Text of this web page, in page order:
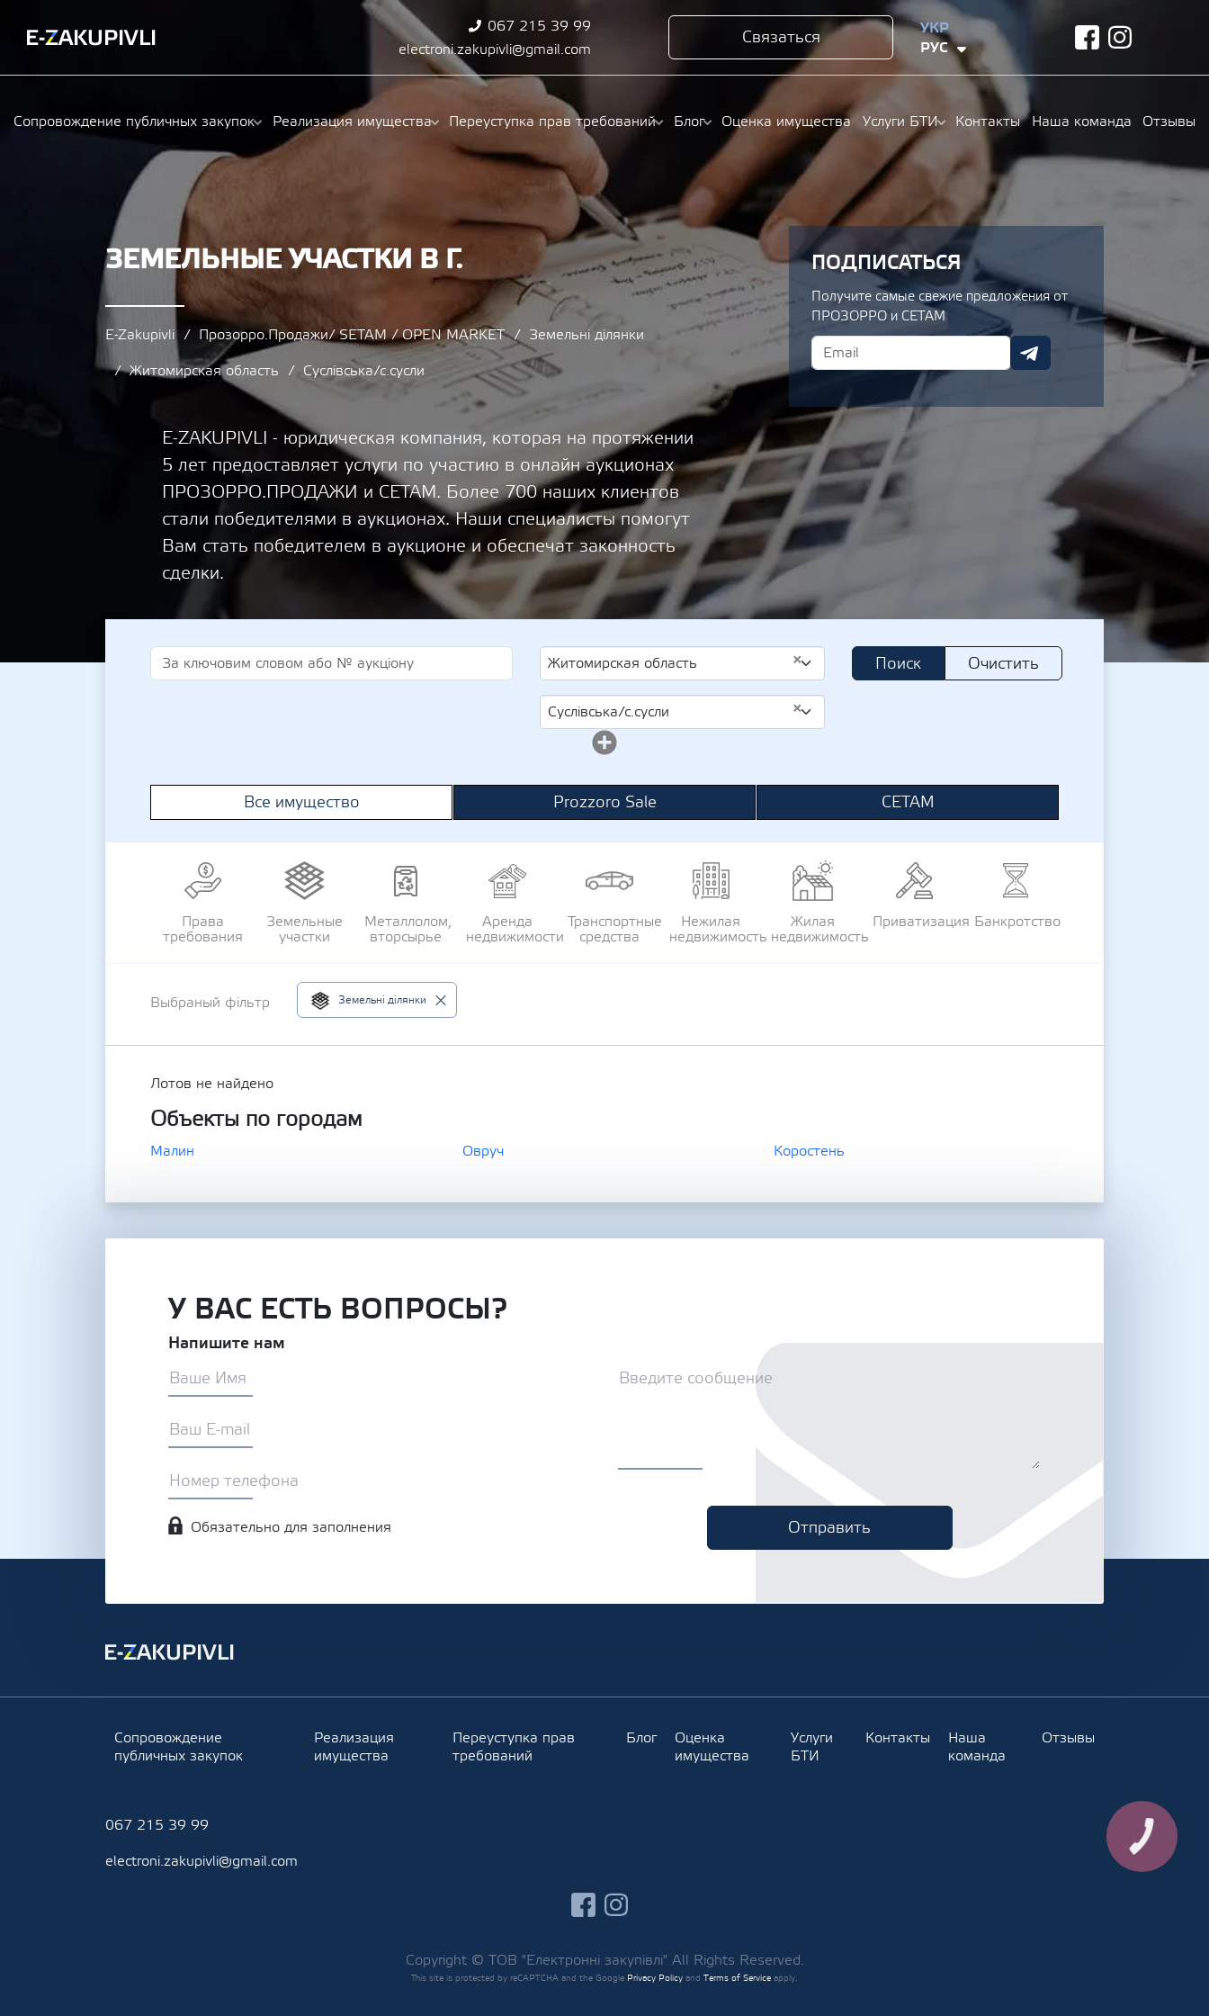
067 215 39 99
electroni.zakupivli@gmail.com
Связаться
УКР
РУС
facebook
Сопровождение публичных закупок Реализация имущества Переуступка прав требований Блог Оценка имущества Услуги БТИ Контакты Наша команда Отзывы
ЗЕМЕЛЬНЫЕ УЧАСТКИ В Г.
E-Zakupivli Прозорро.Продажи/ SETAM / OPEN MARKET
Земельні ділянки
Житомирская область
Суслівська/с.сусли
E-ZAKUPIVLI - юридическая компания, которая на протяжении
5 лет предоставляет услуги по участию в онлайн аукционах
ПРОЗОРРО.ПРОДАЖИ и СЕТАМ. Более 700 наших клиентов
стали победителями в аукционах. Наши специалисты помогут
Вам стать победителем в аукционе и обеспечат законность
сделки.
ПОДПИСАТЬСЯ
Получите самые свежие предложения от
ПРОЗОРРО и СЕТАМ
×
Житомирская область
×
Суслівська/с.сусли
Поиск Очистить
Все имущество Prozzoro Sale СЕТАМ
Права
требования
Земельные
участки
Металлолом,
вторсырье
Аренда
недвижимости
Транспортные
средства
Нежилая
недвижимость
Жилая
недвижимость
Приватизация Банкротство
Выбраный фільтр Земельні ділянки
Лотов не найдено
Объекты по городам
Малин Овруч Коростень
У ВАС ЕСТЬ ВОПРОСЫ?
Напишите нам
Обязательно для заполнения
Сопровождение
публичных закупок
Реализация
имущества
Переуступка прав
требований
Блог
Оценка
имущества
Услуги
БТИ
Контакты
Наша
команда
Отзывы
067 215 39 99
electroni.zakupivli@gmail.com
facebook
Copyright © ТОВ "Електронні закупівлі" All Rights Reserved.
This site is protected by reCAPTCHA and the Google Privacy Policy and Terms of Service apply.